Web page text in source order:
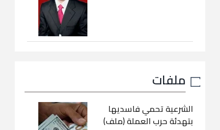
ملفات
الشرعية تحمي فاسديها
بتهدئة حرب العملة (ملف)